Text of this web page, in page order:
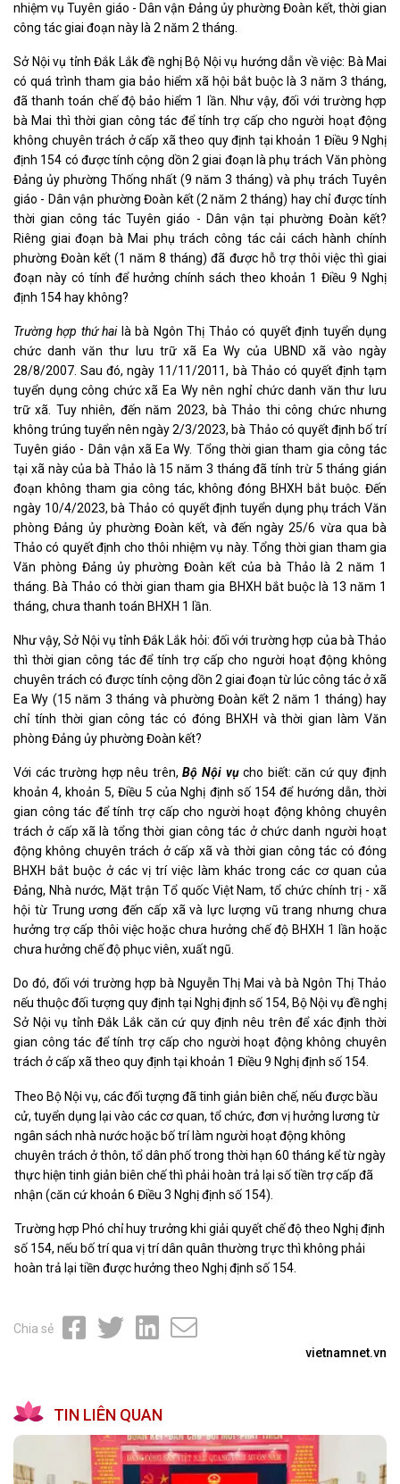
nhiệm vụ Tuyên giáo - Dân vận Đảng ủy phường Đoàn kết, thời gian
công tác giai đoạn này là 2 năm 2 tháng.
Sở Nội vụ tỉnh Đắk Lắk đề nghị Bộ Nội vụ hướng dẫn về việc: Bà Mai
có quá trình tham gia bảo hiểm xã hội bắt buộc là 3 năm 3 tháng,
đã thanh toán chế độ bảo hiểm 1 lần. Như vậy, đối với trường hợp
bà Mai thì thời gian công tác để tính trợ cấp cho người hoạt động
không chuyên trách ở cấp xã theo quy định tại khoản 1 Điều 9 Nghị
định 154 có được tính cộng dồn 2 giai đoạn là phụ trách Văn phòng
Đảng ủy phường Thống nhất (9 năm 3 tháng) và phụ trách Tuyên
giáo - Dân vận phường Đoàn kết (2 năm 2 tháng) hay chỉ được tính
thời gian công tác Tuyên giáo - Dân vận tại phường Đoàn kết?
Riêng giai đoạn bà Mai phụ trách công tác cải cách hành chính
phường Đoàn kết (1 năm 8 tháng) đã được hỗ trợ thôi việc thì giai
đoạn này có tính để hưởng chính sách theo khoản 1 Điều 9 Nghị
định 154 hay không?
Trường hợp thứ hailà bà Ngôn Thị Thảo có quyết định tuyển dụng
chức danh văn thư lưu trữ xã Ea Wy của UBND xã vào ngày
28/8/2007. Sau đó, ngày 11/11/2011, bà Thảo có quyết định tạm
tuyển dụng công chức xã Ea Wy nên nghỉ chức danh văn thư lưu
trữ xã. Tuy nhiên, đến năm 2023, bà Thảo thi công chức nhưng
không trúng tuyển nên ngày 2/3/2023, bà Thảo có quyết định bố trí
Tuyên giáo - Dân vận xã Ea Wy. Tổng thời gian tham gia công tác
tại xã này của bà Thảo là 15 năm 3 tháng đã tính trừ 5 tháng gián
đoạn không tham gia công tác, không đóng BHXH bắt buộc. Đến
ngày 10/4/2023, bà Thảo có quyết định tuyển dụng phụ trách Văn
phòng Đảng ủy phường Đoàn kết, và đến ngày 25/6 vừa qua bà
Thảo có quyết định cho thôi nhiệm vụ này. Tổng thời gian tham gia
Văn phòng Đảng ủy phường Đoàn kết của bà Thảo là 2 năm 1
tháng. Bà Thảo có thời gian tham gia BHXH bắt buộc là 13 năm 1
tháng, chưa thanh toán BHXH 1 lần.
Như vậy, Sở Nội vụ tỉnh Đắk Lắk hỏi: đối với trường hợp của bà Thảo
thì thời gian công tác để tính trợ cấp cho người hoạt động không
chuyên trách có được tính cộng dồn 2 giai đoạn từ lúc công tác ở xã
Ea Wy (15 năm 3 tháng và phường Đoàn kết 2 năm 1 tháng) hay
chỉ tính thời gian công tác có đóng BHXH và thời gian làm Văn
phòng Đảng ủy phường Đoàn kết?
Với các trường hợp nêu trên,Bộ Nội vụcho biết: căn cứ quy định
khoản 4, khoản 5, Điều 5 của Nghị định số 154 để hướng dẫn, thời
gian công tác để tính trợ cấp cho người hoạt động không chuyên
trách ở cấp xã là tổng thời gian công tác ở chức danh người hoạt
động không chuyên trách ở cấp xã và thời gian công tác có đóng
BHXH bắt buộc ở các vị trí việc làm khác trong các cơ quan của
Đảng, Nhà nước, Mặt trận Tổ quốc Việt Nam, tổ chức chính trị - xã
hội từ Trung ương đến cấp xã và lực lượng vũ trang nhưng chưa
hưởng trợ cấp thôi việc hoặc chưa hưởng chế độ BHXH 1 lần hoặc
chưa hưởng chế độ phục viên, xuất ngũ.
Do đó, đối với trường hợp bà Nguyễn Thị Mai và bà Ngôn Thị Thảo
nếu thuộc đối tượng quy định tại Nghị định số 154, Bộ Nội vụ đề nghị
Sở Nội vụ tỉnh Đắk Lắk căn cứ quy định nêu trên để xác định thời
gian công tác để tính trợ cấp cho người hoạt động không chuyên
trách ở cấp xã theo quy định tại khoản 1 Điều 9 Nghị định số 154.
Theo Bộ Nội vụ, các đối tượng đã tinh giản biên chế, nếu được bầu
cử, tuyển dụng lại vào các cơ quan, tổ chức, đơn vị hưởng lương từ
ngân sách nhà nước hoặc bố trí làm người hoạt động không
chuyên trách ở thôn, tổ dân phố trong thời hạn 60 tháng kể từ ngày
thực hiện tinh giản biên chế thì phải hoàn trả lại số tiền trợ cấp đã
nhận (căn cứ khoản 6 Điều 3 Nghị định số 154).
Trường hợp Phó chỉ huy trưởng khi giải quyết chế độ theo Nghị định
số 154, nếu bố trí qua vị trí dân quân thường trực thì không phải
hoàn trả lại tiền được hưởng theo Nghị định số 154.
Chia sẻ
vietnamnet.vn
TIN LIÊN QUAN